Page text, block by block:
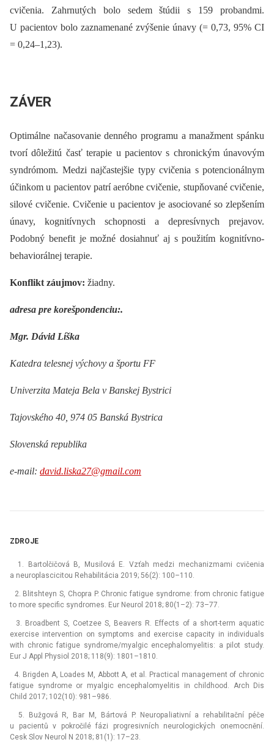
cvičenia. Zahrnutých bolo sedem štúdii s 159 probandmi.
U pacientov bolo zaznamenané zvýšenie únavy (= 0,73, 95% CI
= 0,24–1,23).
ZÁVER
Optimálne načasovanie denného programu a manažment spánku
tvorí dôležitú časť terapie u pacientov s chronickým únavovým
syndrómom. Medzi najčastejšie typy cvičenia s potencionálnym
účinkom u pacientov patrí aeróbne cvičenie, stupňované cvičenie,
silové cvičenie. Cvičenie u pacientov je asociované so zlepšením
únavy, kognitívnych schopnosti a depresívnych prejavov.
Podobný benefit je možné dosiahnuť aj s použitím kognitívno-
behaviorálnej terapie.
Konflikt záujmov: žiadny.
adresa pre korešpondenciu:.
Mgr. Dávid Líška
Katedra telesnej výchovy a športu FF
Univerzita Mateja Bela v Banskej Bystrici
Tajovského 40, 974 05 Banská Bystrica
Slovenská republika
e-mail: david.liska27@gmail.com
ZDROJE
1. Bartolčičová B, Musilová E. Vzťah medzi mechanizmami cvičenia
a neuroplascicitou Rehabilitácia 2019; 56(2): 100–110.
2. Blitshteyn S, Chopra P. Chronic fatigue syndrome: from chronic fatigue
to more specific syndromes. Eur Neurol 2018; 80(1–2): 73–77.
3. Broadbent S, Coetzee S, Beavers R. Effects of a short-term aquatic
exercise intervention on symptoms and exercise capacity in individuals
with chronic fatigue syndrome/myalgic encephalomyelitis: a pilot study.
Eur J Appl Physiol 2018; 118(9): 1801–1810.
4. Brigden A, Loades M, Abbott A, et al. Practical management of chronic
fatigue syndrome or myalgic encephalomyelitis in childhood. Arch Dis
Child 2017; 102(10): 981–986.
5. Bužgová R, Bar M, Bártová P. Neuropaliativní a rehabilitační péče
u pacientů v pokročilé fázi progresivních neurologických onemocnění.
Cesk Slov Neurol N 2018; 81(1): 17–23.